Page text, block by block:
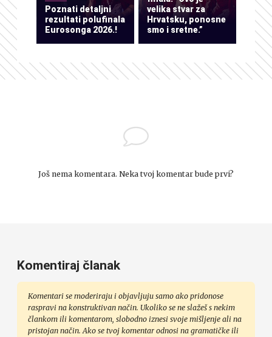
Poznati detaljni
rezultati polufinala
Eurosonga 2026.!
velika stvar za
Hrvatsku, ponosne
smo i sretne.”
Još nema komentara. Neka tvoj komentar bude prvi?
Komentiraj članak
Komentari se moderiraju i objavljuju samo ako pridonose
raspravi na konstruktivan način. Ukoliko se ne slažeš s nekim
člankom ili komentarom, slobodno iznesi svoje mišljenje ali na
pristojan način. Ako se tvoj komentar odnosi na gramatičke ili